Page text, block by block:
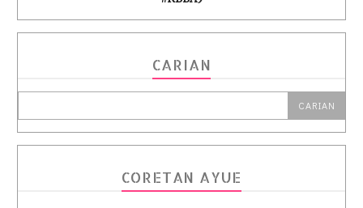
CARIAN
CORETAN AYUE